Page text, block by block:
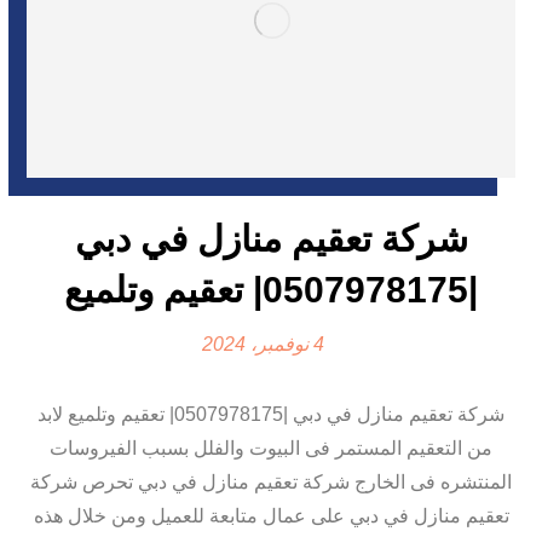
شركة تعقيم منازل في دبي
|0507978175| تعقيم وتلميع
4 نوفمبر، 2024
شركة تعقيم منازل في دبي |0507978175| تعقيم وتلميع لابد
من التعقيم المستمر فى البيوت والفلل بسبب الفيروسات
المنتشره فى الخارج شركة تعقيم منازل في دبي تحرص شركة
تعقيم منازل في دبي على عمال متابعة للعميل ومن خلال هذه